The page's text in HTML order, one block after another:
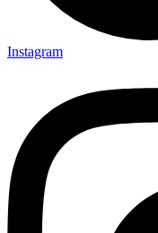
Instagram